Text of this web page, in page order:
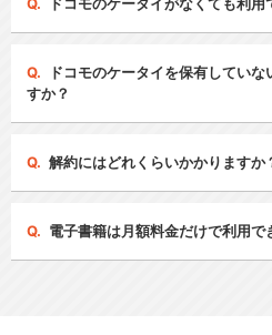
ドコモのケータイがなくても利用
ドコモのケータイを保有してい
すか？
解約にはどれくらいかかりますか
電子書籍は月額料金だけで利用で